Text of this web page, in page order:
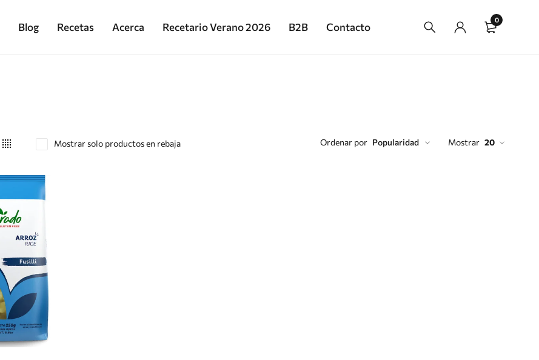
Blog Recetas Acerca Recetario Verano 2026 B2B Contacto
0
Ordenar por Popularidad
Mostrar solo productos en rebaja Mostrar 20